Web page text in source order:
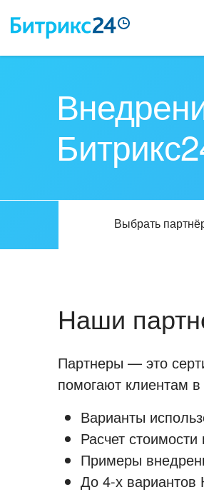
Выбрать
Наши
Партнеры — это
помогают клиентам
Варианты
Расчет
Примеры
До 4-х вариантов